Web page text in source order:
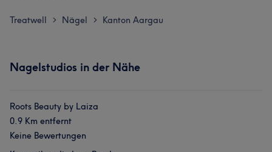
Gründlich 7
Treatwell > Nägel > Kanton Aargau
Nagelstudios in der Nähe
Roots Beauty by Laiza
0.9 Km entfernt
Keine Bewertungen